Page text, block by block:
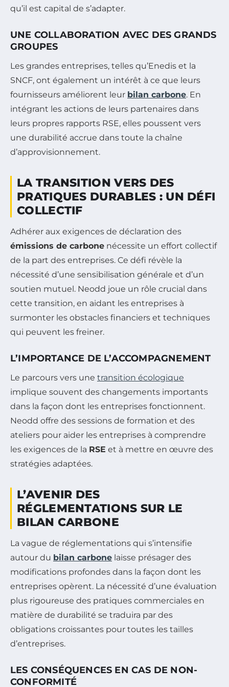
qu’il est capital de s’adapter.
UNE COLLABORATION AVEC DES GRANDS
GROUPES
Les grandes entreprises, telles qu’Enedis et la
SNCF, ont également un intérêt à ce que leurs
fournisseurs améliorent leur bilan carbone. En
intégrant les actions de leurs partenaires dans
leurs propres rapports RSE, elles poussent vers
une durabilité accrue dans toute la chaîne
d’approvisionnement.
LA TRANSITION VERS DES
PRATIQUES DURABLES : UN DÉFI
COLLECTIF
Adhérer aux exigences de déclaration des
émissions de carbone nécessite un effort collectif
de la part des entreprises. Ce défi révèle la
nécessité d’une sensibilisation générale et d’un
soutien mutuel. Neodd joue un rôle crucial dans
cette transition, en aidant les entreprises à
surmonter les obstacles financiers et techniques
qui peuvent les freiner.
L’IMPORTANCE DE L’ACCOMPAGNEMENT
Le parcours vers une transition écologique
implique souvent des changements importants
dans la façon dont les entreprises fonctionnent.
Neodd offre des sessions de formation et des
ateliers pour aider les entreprises à comprendre
les exigences de la RSE et à mettre en œuvre des
stratégies adaptées.
L’AVENIR DES
RÉGLEMENTATIONS SUR LE
BILAN CARBONE
La vague de réglementations qui s’intensifie
autour du bilan carbone laisse présager des
modifications profondes dans la façon dont les
entreprises opèrent. La nécessité d’une évaluation
plus rigoureuse des pratiques commerciales en
matière de durabilité se traduira par des
obligations croissantes pour toutes les tailles
d’entreprises.
LES CONSÉQUENCES EN CAS DE NON-
CONFORMITÉ